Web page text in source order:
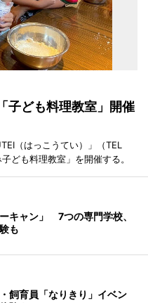
子ども料理教室」開催
（はっこうてい）」（TEL
も料理教室」を開催する。
キャン」 7つの専門学校、
も
飼育員「なりきり」イベン